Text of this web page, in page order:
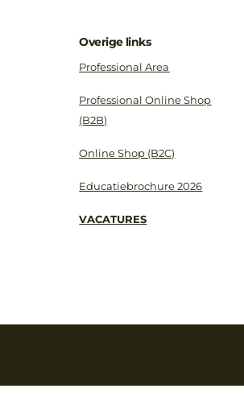
Overige links
Professional Area
Professional Online Shop
(B2B)
Online Shop (B2C)
Educatiebrochure 2026
VACATURES